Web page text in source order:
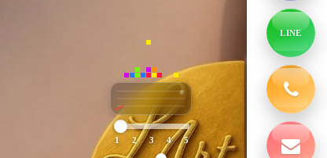
1 2 3 4 5
LINE